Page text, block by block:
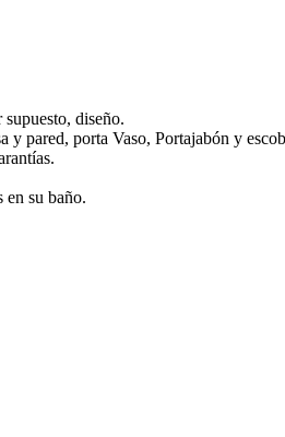
diseño.
y pared, porta Vaso, Portajabón y
en su baño.